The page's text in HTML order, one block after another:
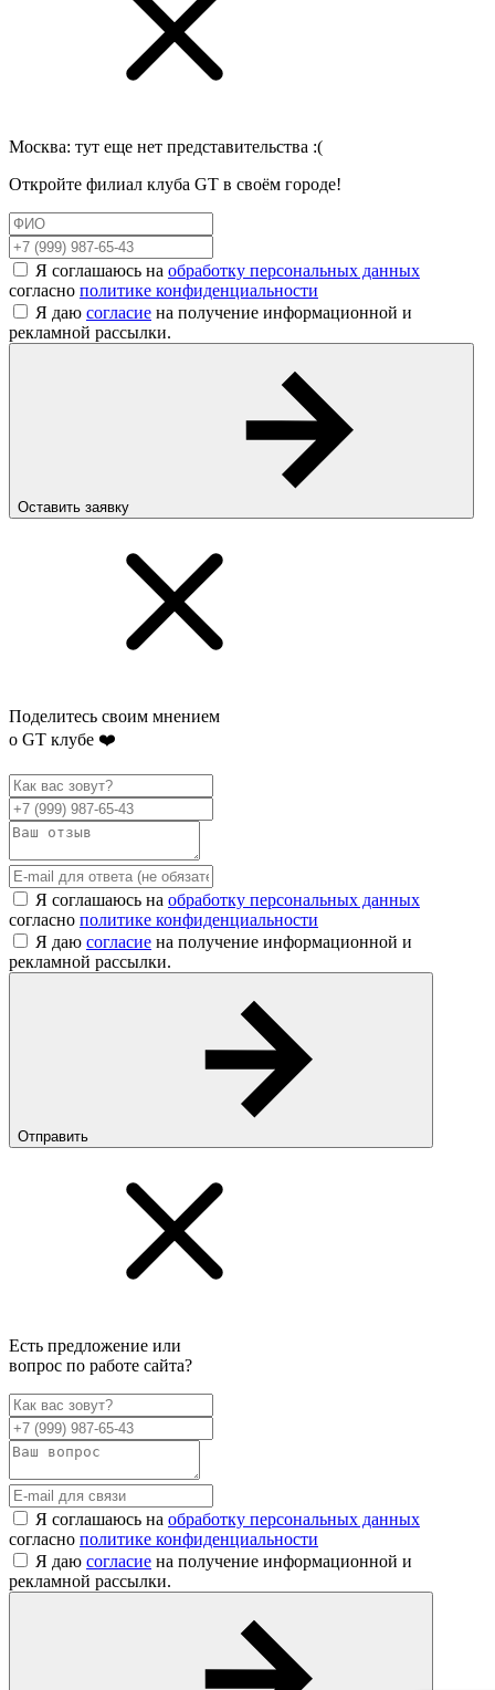
Москва: тут еще нет представительства :(
Откройте филиал клуба GT в своём городе!
Я соглашаюсь на обработку персональных данных
согласно политике конфиденциальности
Я даю согласие на получение информационной и
рекламной рассылки.
Оставить заявку
Поделитесь своим мнением
о GT клубе ❤️
Я соглашаюсь на обработку персональных данных
согласно политике конфиденциальности
Я даю согласие на получение информационной и
рекламной рассылки.
Отправить
Есть предложение или
вопрос по работе сайта?
Я соглашаюсь на обработку персональных данных
согласно политике конфиденциальности
Я даю согласие на получение информационной и
рекламной рассылки.